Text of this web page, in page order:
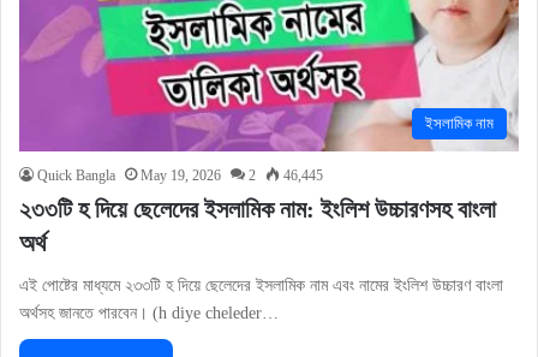
ইসলামিক নাম
Quick Bangla May 19, 2026 2 46,445
২৩৩টি হ দিয়ে ছেলেদের ইসলামিক নাম: ইংলিশ উচ্চারণসহ বাংলা
অর্থ
এই পোষ্টের মাধ্যমে ২৩৩টি হ দিয়ে ছেলেদের ইসলামিক নাম এবং নামের ইংলিশ উচ্চারণ বাংলা
অর্থসহ জানতে পারবেন। (h diye cheleder…